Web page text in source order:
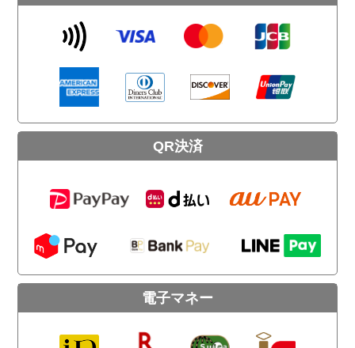
QR決済
電子マネー